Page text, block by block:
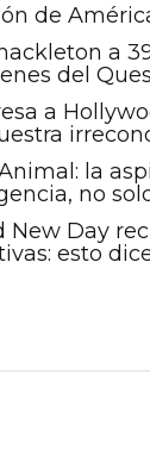
de
a
del
a
la
no
New Day
esto